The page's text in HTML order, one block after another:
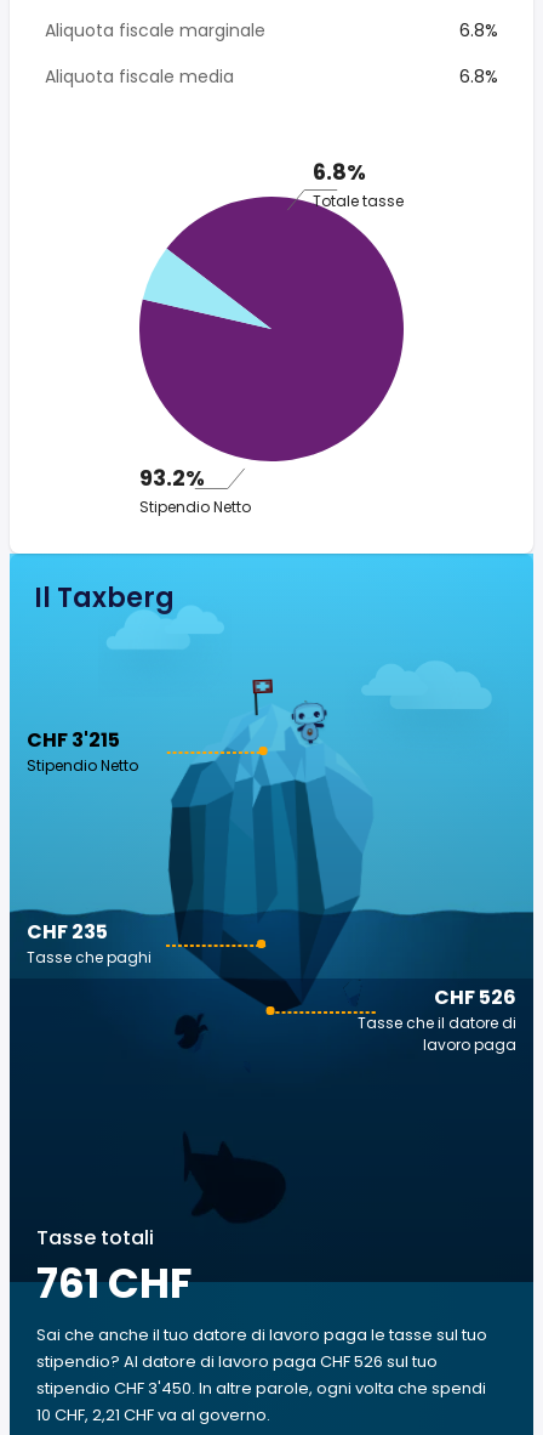
Aliquota fiscale marginale
6.8%
Aliquota fiscale media
6.8%
6.8%
Totale tasse
93.2%
Stipendio Netto
Il Taxberg
CHF 3'215
Stipendio Netto
CHF 526
Tasse che il datore di
lavoro paga
CHF 235
Tasse che paghi
Tasse totali
761 CHF
Sai che anche il tuo datore di lavoro paga le tasse sul tuo
stipendio? Al datore di lavoro paga CHF 526 sul tuo
stipendio CHF 3'450. In altre parole, ogni volta che spendi
10 CHF, 2,21 CHF va al governo.